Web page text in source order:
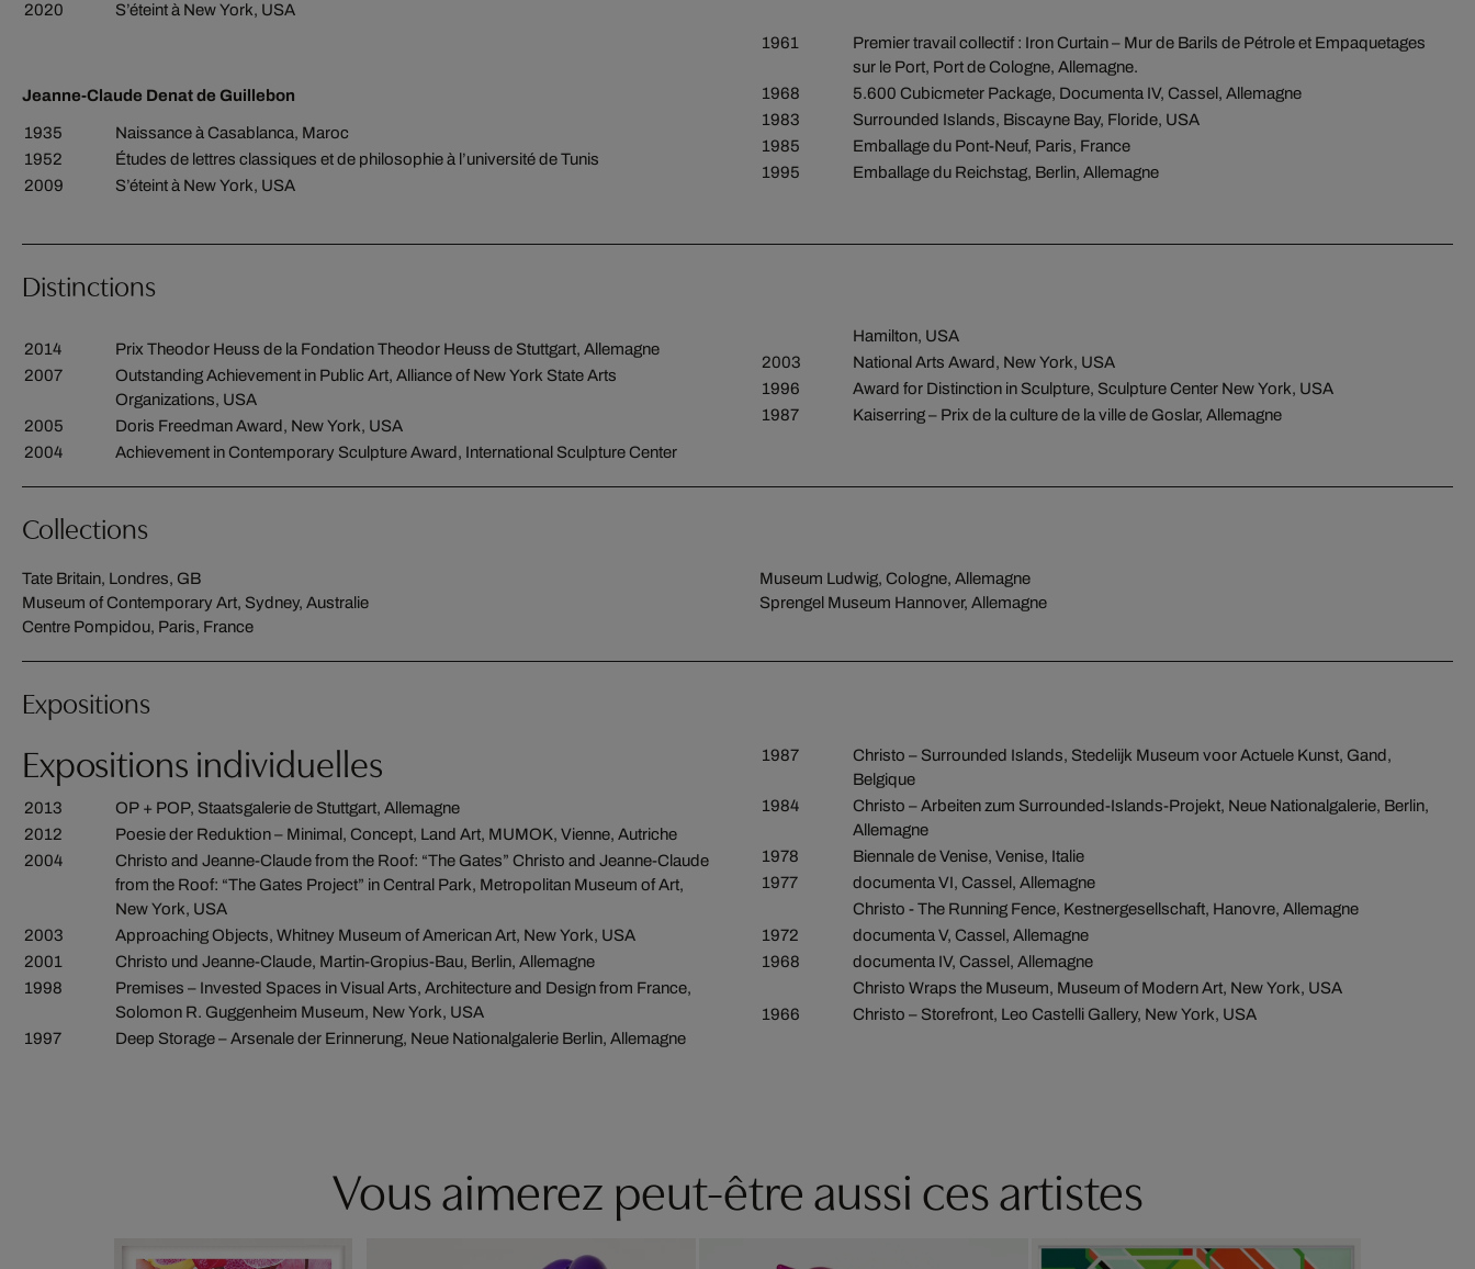
2020
S’éteint à New York, USA
Jeanne-Claude Denat de Guillebon
1935
Naissance à Casablanca, Maroc
1952
Études de lettres classiques et de philosophie à l’université de Tunis
2009
S’éteint à New York, USA
1961
Premier travail collectif : Iron Curtain – Mur de Barils de Pétrole et Empaquetages
sur le Port, Port de Cologne, Allemagne.
1968
5.600 Cubicmeter Package, Documenta IV, Cassel, Allemagne
1983
Surrounded Islands, Biscayne Bay, Floride, USA
1985
Emballage du Pont-Neuf, Paris, France
1995
Emballage du Reichstag, Berlin, Allemagne
Distinctions
2014
Prix Theodor Heuss de la Fondation Theodor Heuss de Stuttgart, Allemagne
2007
Outstanding Achievement in Public Art, Alliance of New York State Arts
Organizations, USA
2005
Doris Freedman Award, New York, USA
2004
Achievement in Contemporary Sculpture Award, International Sculpture Center
Hamilton, USA
2003
National Arts Award, New York, USA
1996
Award for Distinction in Sculpture, Sculpture Center New York, USA
1987
Kaiserring – Prix de la culture de la ville de Goslar, Allemagne
Collections
Tate Britain, Londres, GB
Museum of Contemporary Art, Sydney, Australie
Centre Pompidou, Paris, France
Museum Ludwig, Cologne, Allemagne
Sprengel Museum Hannover, Allemagne
Expositions
Expositions individuelles
2013
OP + POP, Staatsgalerie de Stuttgart, Allemagne
2012
Poesie der Reduktion – Minimal, Concept, Land Art, MUMOK, Vienne, Autriche
2004
Christo and Jeanne-Claude from the Roof: “The Gates” Christo and Jeanne-Claude
from the Roof: “The Gates Project” in Central Park, Metropolitan Museum of Art,
New York, USA
2003
Approaching Objects, Whitney Museum of American Art, New York, USA
2001
Christo und Jeanne-Claude, Martin-Gropius-Bau, Berlin, Allemagne
1998
Premises – Invested Spaces in Visual Arts, Architecture and Design from France,
Solomon R. Guggenheim Museum, New York, USA
1997
Deep Storage – Arsenale der Erinnerung, Neue Nationalgalerie Berlin, Allemagne
1987
Christo – Surrounded Islands, Stedelijk Museum voor Actuele Kunst, Gand,
Belgique
1984
Christo – Arbeiten zum Surrounded-Islands-Projekt, Neue Nationalgalerie, Berlin,
Allemagne
1978
Biennale de Venise, Venise, Italie
1977
documenta VI, Cassel, Allemagne
Christo - The Running Fence, Kestnergesellschaft, Hanovre, Allemagne
1972
documenta V, Cassel, Allemagne
1968
documenta IV, Cassel, Allemagne
Christo Wraps the Museum, Museum of Modern Art, New York, USA
1966
Christo – Storefront, Leo Castelli Gallery, New York, USA
Vous aimerez peut-être aussi ces artistes